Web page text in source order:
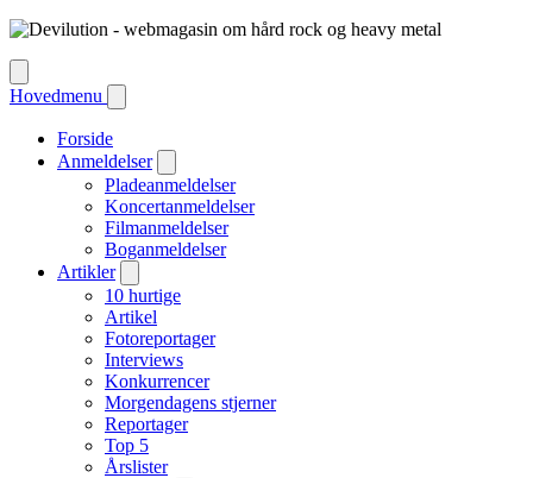
Hovedmenu
Forside
Anmeldelser
Pladeanmeldelser
Koncertanmeldelser
Filmanmeldelser
Boganmeldelser
Artikler
10 hurtige
Artikel
Fotoreportager
Interviews
Konkurrencer
Morgendagens stjerner
Reportager
Top 5
Årslister